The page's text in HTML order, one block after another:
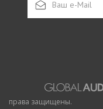
права защищены.